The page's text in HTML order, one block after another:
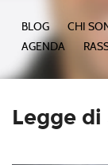
BLOG CHI
AGENDA
Legge di